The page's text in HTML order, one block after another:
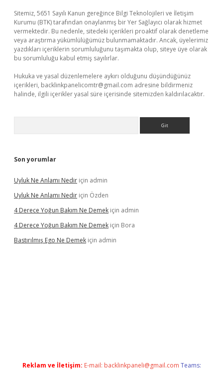
Sitemiz, 5651 Sayılı Kanun gereğince Bilgi Teknolojileri ve İletişim
Kurumu (BTK) tarafından onaylanmış bir Yer Sağlayıcı olarak hizmet
vermektedir. Bu nedenle, sitedeki içerikleri proaktif olarak denetleme
veya araştırma yükümlülüğümüz bulunmamaktadır. Ancak, üyelerimiz
yazdıkları içeriklerin sorumluluğunu taşımakta olup, siteye üye olarak
bu sorumluluğu kabul etmiş sayılırlar.
Hukuka ve yasal düzenlemelere aykırı olduğunu düşündüğünüz
içerikleri, backlinkpanelicomtr@gmail.com adresine bildirmeniz
halinde, ilgili içerikler yasal süre içerisinde sitemizden kaldırılacaktır.
Son yorumlar
Uyluk Ne Anlamı Nedir için admin
Uyluk Ne Anlamı Nedir için Özden
4 Derece Yoğun Bakım Ne Demek için admin
4 Derece Yoğun Bakım Ne Demek için Bora
Bastırılmış Ego Ne Demek için admin
Reklam ve İletişim: E-mail: backlinkpaneli@gmail.com Teams: